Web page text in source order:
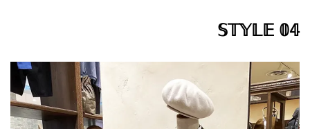
𝕊𝕋𝕐𝕃𝔼 𝟘𝟜